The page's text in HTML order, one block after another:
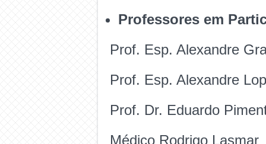
Professores em
Prof. Esp. Alexandre
Prof. Esp. Alexandre
Prof. Dr. Eduardo
Médico Rodrigo Lasmar